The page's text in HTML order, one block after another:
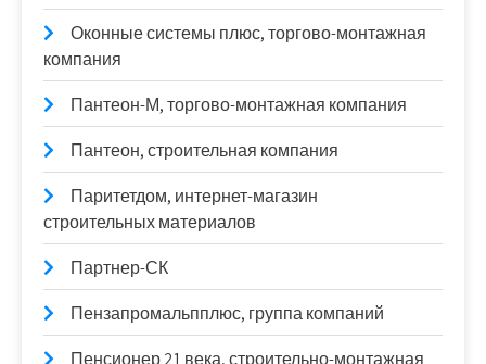
Оконные системы плюс, торгово-монтажная
компания
Пантеон-М, торгово-монтажная компания
Пантеон, строительная компания
Паритетдом, интернет-магазин
строительных материалов
Партнер-СК
Пензапромальпплюс, группа компаний
Пенсионер 21 века, строительно-монтажная